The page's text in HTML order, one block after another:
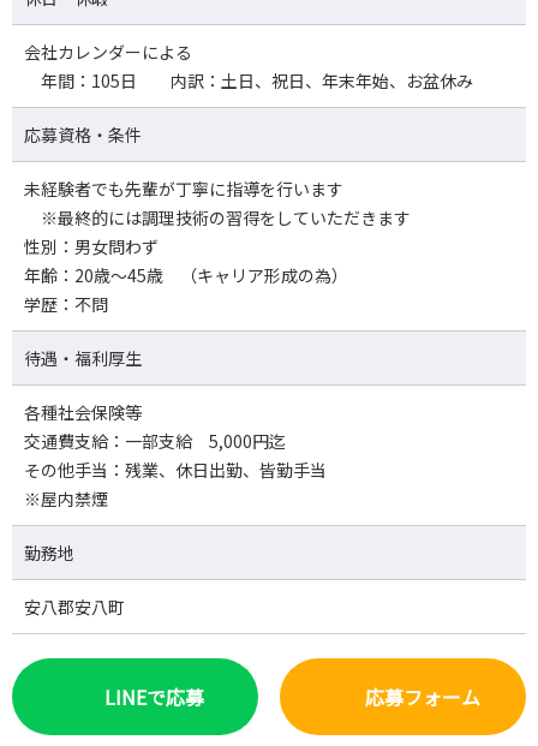
会社カレンダーによる
年間：105日 内訳：土日、祝日、年末年始、お盆休み
応募資格・条件
未経験者でも先輩が丁寧に指導を行います
※最終的には調理技術の習得をしていただきます
性別：男女問わず
年齢：20歳～45歳 （キャリア形成の為）
学歴：不問
待遇・福利厚生
各種社会保険等
交通費支給：一部支給 5,000円迄
その他手当：残業、休日出勤、皆勤手当
※屋内禁煙
勤務地
安八郡安八町
LINEで応募 応募フォーム